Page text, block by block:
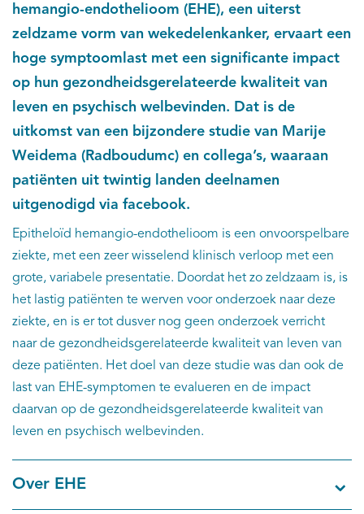
hemangio-endothelioom (EHE), een uiterst
zeldzame vorm van wekedelenkanker, ervaart een
hoge symptoomlast met een significante impact
op hun gezondheidsgerelateerde kwaliteit van
leven en psychisch welbevinden. Dat is de
uitkomst van een bijzondere studie van Marije
Weidema (Radboudumc) en collega’s, waaraan
patiënten uit twintig landen deelnamen
uitgenodigd via facebook.
Epitheloïd hemangio-endothelioom is een onvoorspelbare
ziekte, met een zeer wisselend klinisch verloop met een
grote, variabele presentatie. Doordat het zo zeldzaam is, is
het lastig patiënten te werven voor onderzoek naar deze
ziekte, en is er tot dusver nog geen onderzoek verricht
naar de gezondheidsgerelateerde kwaliteit van leven van
deze patiënten. Het doel van deze studie was dan ook de
last van EHE-symptomen te evalueren en de impact
daarvan op de gezondheidsgerelateerde kwaliteit van
leven en psychisch welbevinden.
Over EHE